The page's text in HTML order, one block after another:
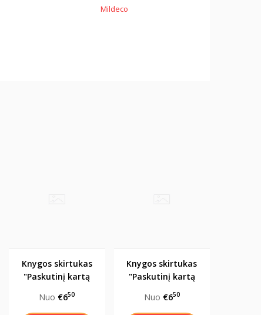
Mildeco
Knygos skirtukas
"Paskutinį kartą
puslapyje"
Nuo €650
Knygos skirtukas
"Paskutinį kartą
puslapyje"
Nuo €650